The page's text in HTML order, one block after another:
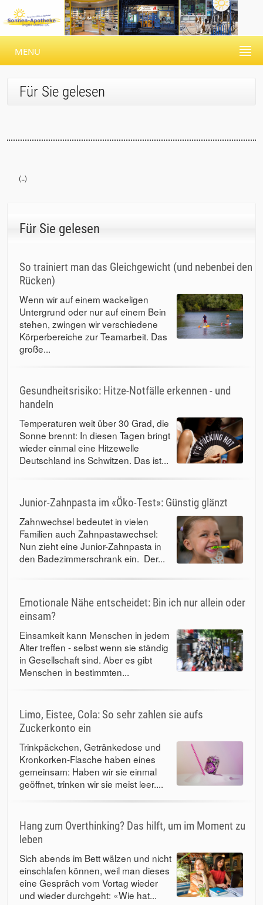
MENU
Für Sie gelesen
(..)
Für Sie gelesen
So trainiert man das Gleichgewicht (und nebenbei den
Rücken)
Wenn wir auf einem wackeligen
Untergrund oder nur auf einem Bein
stehen, zwingen wir verschiedene
Körperbereiche zur Teamarbeit. Das
große...
Gesundheitsrisiko: Hitze-Notfälle erkennen - und
handeln
Temperaturen weit über 30 Grad, die
Sonne brennt: In diesen Tagen bringt
wieder einmal eine Hitzewelle
Deutschland ins Schwitzen. Das ist...
Junior-Zahnpasta im «Öko-Test»: Günstig glänzt
Zahnwechsel bedeutet in vielen
Familien auch Zahnpastawechsel:
Nun zieht eine Junior-Zahnpasta in
den Badezimmerschrank ein. Der...
Emotionale Nähe entscheidet: Bin ich nur allein oder
einsam?
Einsamkeit kann Menschen in jedem
Alter treffen - selbst wenn sie ständig
in Gesellschaft sind. Aber es gibt
Menschen in bestimmten...
Limo, Eistee, Cola: So sehr zahlen sie aufs
Zuckerkonto ein
Trinkpäckchen, Getränkedose und
Kronkorken-Flasche haben eines
gemeinsam: Haben wir sie einmal
geöffnet, trinken wir sie meist leer....
Hang zum Overthinking? Das hilft, um im Moment zu
leben
Sich abends im Bett wälzen und nicht
einschlafen können, weil man dieses
eine Gespräch vom Vortag wieder
und wieder durchgeht: «Wie hat...